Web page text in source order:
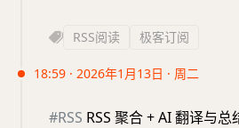
RSS阅读 极客订阅
18:59 · 2026年1月13日 · 周二
#RSS RSS 聚合 + AI 翻译与